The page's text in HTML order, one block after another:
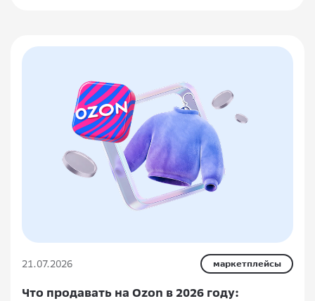
21.07.2026 маркетплейсы
Что продавать на Ozon в 2026 году: